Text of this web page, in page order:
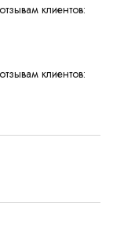
клиентов:
клиентов: